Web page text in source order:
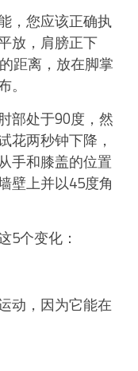
，您应该正确执
放，肩膀正下
距离，放在脚掌
。
部处于90度，然
花两秒钟下降，
手和膝盖的位置
壁上并以45度角
5个变化：
动，因为它能在